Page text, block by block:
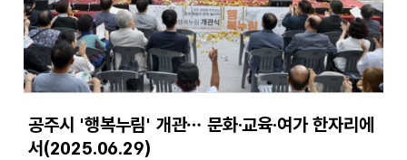
공주시 '행복누림' 개관… 문화·교육·여가 한자리에
서(2025.06.29)